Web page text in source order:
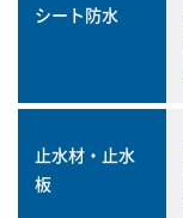
シート防水
止水材・止水
板